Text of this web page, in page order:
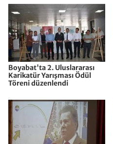
Boyabat'ta 2. Uluslararası
Karikatür Yarışması Ödül
Töreni düzenlendi